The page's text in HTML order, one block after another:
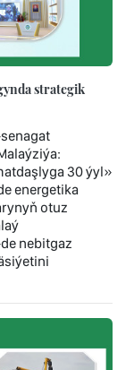
strategik
30 ýyl»
energetika
otuz
nebitgaz